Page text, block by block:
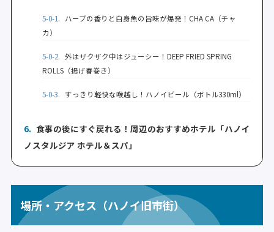
5-0-1.
ハーブの香りと白身魚の旨味が爆発！CHA CA（チャ
カ）
5-0-2. 外はザクザク中はジューシー！DEEP FRIED SPRING
ROLLS（揚げ春巻き）
5-0-3. すっきり軽快な喉越し！ハノイビール（ボトル330ml）
6. 食事の後にすぐ戻れる！周辺のおすすめホテル「ハノイ
ノスタルジア ホテル＆スパ」
場所・アクセス（ハノイ旧市街）